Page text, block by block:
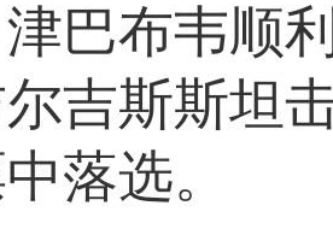
巴布韦顺
吉斯斯坦
落选。